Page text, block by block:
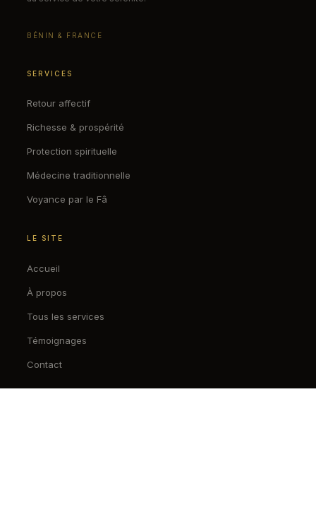
BÉNIN & FRANCE
SERVICES
Retour affectif
Richesse & prospérité
Protection spirituelle
Médecine traditionnelle
Voyance par le Fâ
LE SITE
Accueil
À propos
Tous les services
Témoignages
Contact